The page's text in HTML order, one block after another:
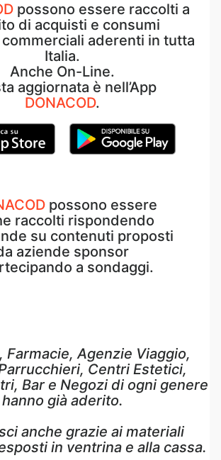
possono essere raccolti a
di acquisti e consumi
aderenti in tutta
Italia.
Anche On-Line.
aggiornata è nell’App
DONACOD.
possono essere
raccolti rispondendo
su contenuti proposti
aziende sponsor
a sondaggi.
Farmacie, Agenzie Viaggio,
Centri Estetici,
Bar e Negozi di ogni genere
hanno già aderito.
anche grazie ai materiali
in ventrina e alla cassa.